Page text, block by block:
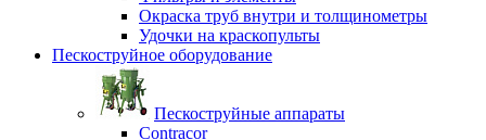
Окраска труб внутри и толщинометры
Удочки на краскопульты
Пескоструйное оборудование
Пескоструйные аппараты
Contracor